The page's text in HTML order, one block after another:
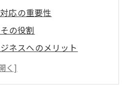
応の重要性
の役割
ネスへのメリット
ポイント
結果を左右する理由